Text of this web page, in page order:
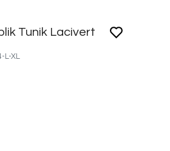
Tunik Lacivert
L-XL